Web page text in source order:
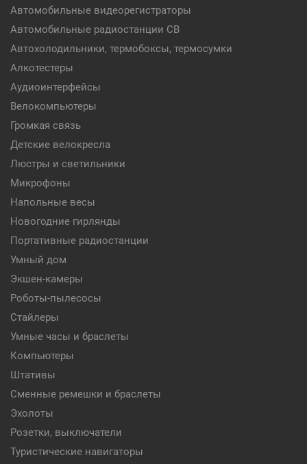
Автомобильные видеорегистраторы
Автомобильные радиостанции CB
Автохолодильники, термобоксы, термосумки
Алкотестеры
Аудиоинтерфейсы
Велокомпьютеры
Громкая связь
Детские велокресла
Люстры и светильники
Микрофоны
Напольные весы
Новогодние гирлянды
Портативные радиостанции
Умный дом
Экшен-камеры
Роботы-пылесосы
Стайлеры
Умные часы и браслеты
Компьютеры
Штативы
Сменные ремешки и браслеты
Эхолоты
Розетки, выключатели
Туристические навигаторы